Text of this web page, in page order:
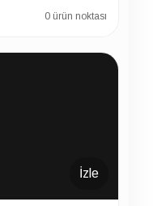
0 ürün noktası
İzle